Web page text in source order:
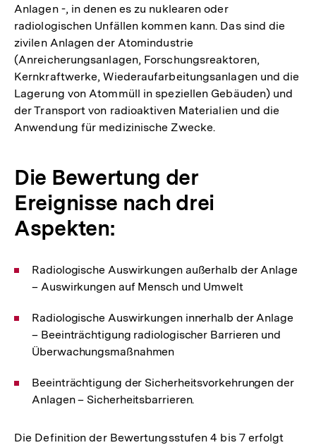
Anlagen -, in denen es zu nuklearen oder
radiologischen Unfällen kommen kann. Das sind die
zivilen Anlagen der Atomindustrie
(Anreicherungsanlagen, Forschungsreaktoren,
Kernkraftwerke, Wiederaufarbeitungsanlagen und die
Lagerung von Atommüll in speziellen Gebäuden) und
der Transport von radioaktiven Materialien und die
Anwendung für medizinische Zwecke.
Die Bewertung der
Ereignisse nach drei
Aspekten:
Radiologische Auswirkungen außerhalb der Anlage
– Auswirkungen auf Mensch und Umwelt
Radiologische Auswirkungen innerhalb der Anlage
– Beeinträchtigung radiologischer Barrieren und
Überwachungsmaßnahmen
Beeinträchtigung der Sicherheitsvorkehrungen der
Anlagen – Sicherheitsbarrieren.
Die Definition der Bewertungsstufen 4 bis 7 erfolgt